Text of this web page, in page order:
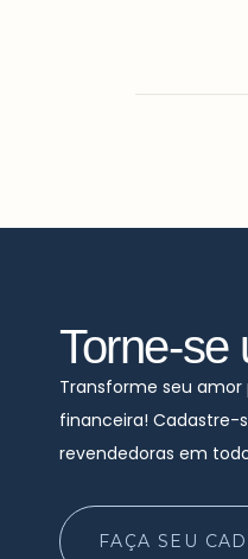
Torne-se
Transforme seu
financeira! Cadastre-
revendedoras em
FAÇA SEU